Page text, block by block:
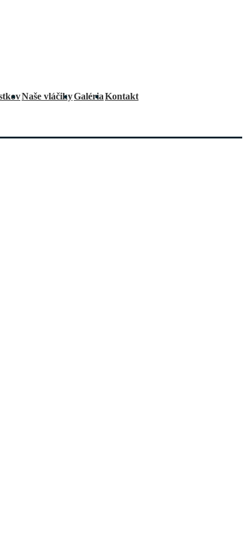
Naše vláčikyGalériaKontakt